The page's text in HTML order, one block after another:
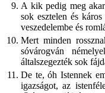
9. A kik pedig meg
sok esztelen és
veszedelembe és
10. Mert minden
sóvárogván
általszegezték sok
11. De te, óh Istennek
igazságot, az